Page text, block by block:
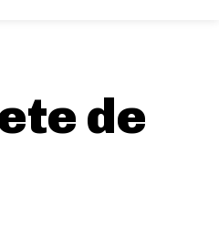
de